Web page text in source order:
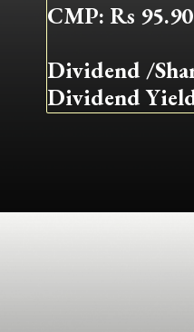
CMP: Rs 95.90
Dividend /
Dividend